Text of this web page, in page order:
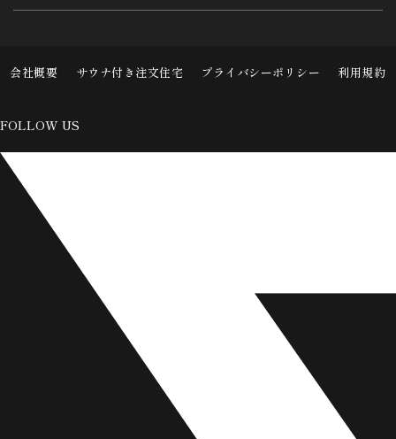
会社概要 サウナ付き注文住宅 プライバシーポリシー 利用規約
FOLLOW US